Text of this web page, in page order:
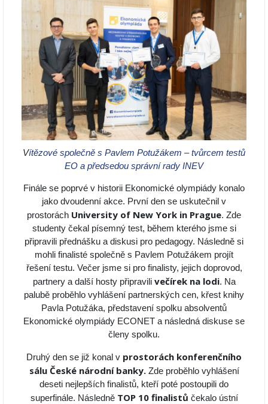
Vítězové společně s Pavlem Potužákem – tvůrcem testů
EO a předsedou správní rady INEV
Finále se poprvé v historii Ekonomické olympiády konalo
jako dvoudenní akce. První den se uskutečnil v
prostorách University of New York in Prague. Zde
studenty čekal písemný test, během kterého jsme si
připravili přednášku a diskusi pro pedagogy. Následně si
mohli finalisté společně s Pavlem Potužákem projít
řešení testu. Večer jsme si pro finalisty, jejich doprovod,
partnery a další hosty připravili večírek na lodi. Na
palubě proběhlo vyhlášení partnerských cen, křest knihy
Pavla Potužáka, představení spolku absolventů
Ekonomické olympiády ECONET a následná diskuse se
členy spolku.
Druhý den se již konal v prostorách konferenčního
sálu České národní banky.Zde proběhlo vyhlášení
deseti nejlepších finalistů, kteří poté postoupili do
superfinále. Následně TOP 10 finalistů čekalo ústní